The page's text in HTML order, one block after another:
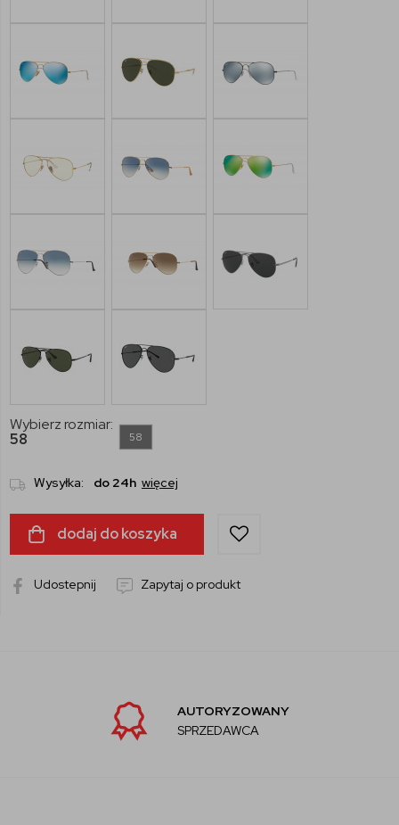
Wybierz rozmiar:
58
58
Wysyłka: do 24h więcej
dodaj do koszyka
Udostepnij Zapytaj o produkt
AUTORYZOWANY
SPRZEDAWCA